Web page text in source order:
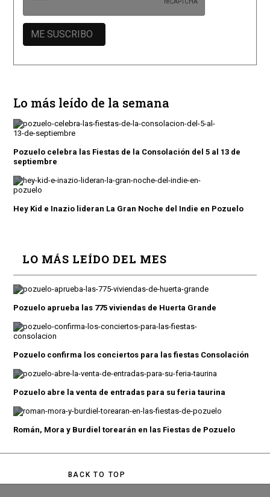
Lo más leído de la semana
Pozuelo celebra las Fiestas de la Consolación del 5 al 13 de
septiembre
Hey Kid e Inazio lideran La Gran Noche del Indie en Pozuelo
LO MÁS LEÍDO DEL MES
Pozuelo aprueba las 775 viviendas de Huerta Grande
Pozuelo confirma los conciertos para las fiestas Consolación
Pozuelo abre la venta de entradas para su feria taurina
Román, Mora y Burdiel torearán en las Fiestas de Pozuelo
BACK TO TOP